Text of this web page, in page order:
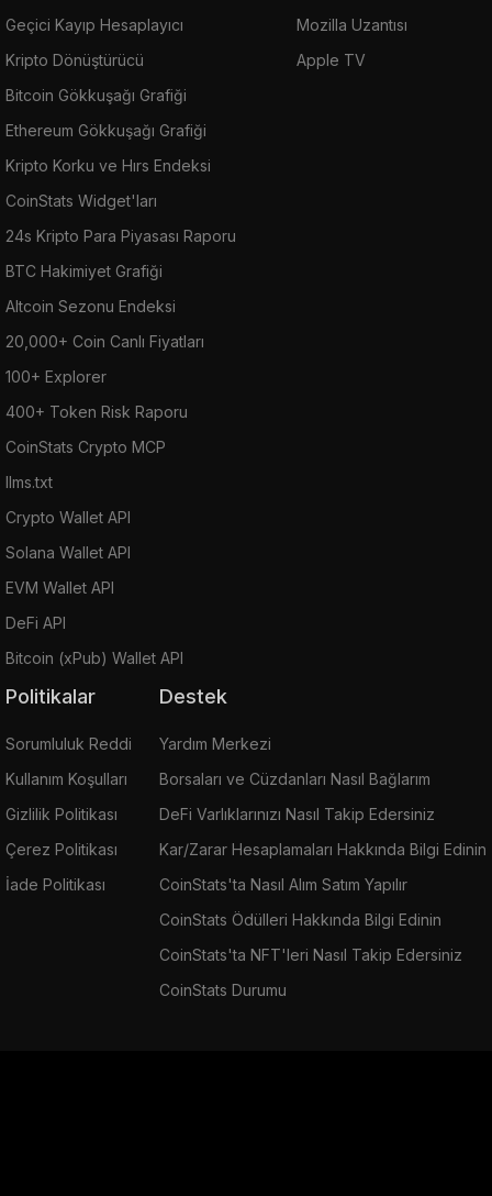
Geçici Kayıp Hesaplayıcı
Kripto Dönüştürücü
Bitcoin Gökkuşağı Grafiği
Ethereum Gökkuşağı Grafiği
Kripto Korku ve Hırs Endeksi
CoinStats Widget'ları
24s Kripto Para Piyasası Raporu
BTC Hakimiyet Grafiği
Altcoin Sezonu Endeksi
20,000+ Coin Canlı Fiyatları
100+ Explorer
400+ Token Risk Raporu
CoinStats Crypto MCP
llms.txt
Crypto Wallet API
Solana Wallet API
EVM Wallet API
DeFi API
Bitcoin (xPub) Wallet API
Mozilla Uzantısı
Apple TV
Politikalar
Sorumluluk Reddi
Kullanım Koşulları
Gizlilik Politikası
Çerez Politikası
İade Politikası
Destek
Yardım Merkezi
Borsaları ve Cüzdanları Nasıl Bağlarım
DeFi Varlıklarınızı Nasıl Takip Edersiniz
Kar/Zarar Hesaplamaları Hakkında Bilgi Edinin
CoinStats'ta Nasıl Alım Satım Yapılır
CoinStats Ödülleri Hakkında Bilgi Edinin
CoinStats'ta NFT'leri Nasıl Takip Edersiniz
CoinStats Durumu